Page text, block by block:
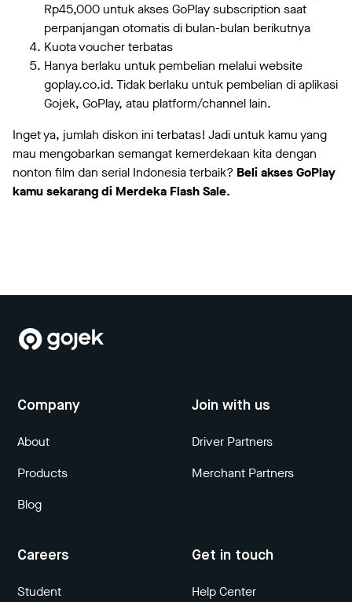
Rp45,000 untuk akses GoPlay subscription saat
perpanjangan otomatis di bulan-bulan berikutnya
Kuota voucher terbatas
Hanya berlaku untuk pembelian melalui website
goplay.co.id. Tidak berlaku untuk pembelian di aplikasi
Gojek, GoPlay, atau platform/channel lain.
Inget ya, jumlah diskon ini terbatas! Jadi untuk kamu yang
mau mengobarkan semangat kemerdekaan kita dengan
nonton film dan serial Indonesia terbaik? Beli akses GoPlay
kamu sekarang di Merdeka Flash Sale.
Company
About
Products
Blog
Join with us
Driver Partners
Merchant Partners
Careers
Student
Get in touch
Help Center